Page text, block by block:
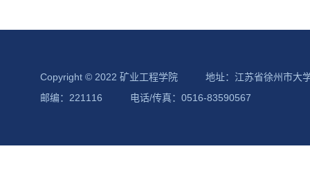
Copyright © 2022 矿业工程学院
地址：江苏省徐州市大
邮编：221116
电话/传真：0516-83590567